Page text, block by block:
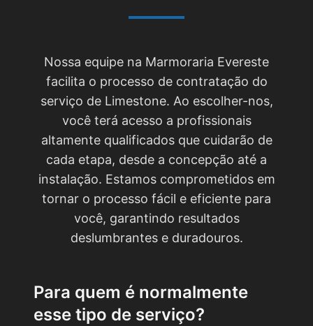
Nossa equipe na Marmoraria Evereste
facilita o processo de contratação do
serviço de Limestone. Ao escolher-nos,
você terá acesso a profissionais
altamente qualificados que cuidarão de
cada etapa, desde a concepção até a
instalação. Estamos comprometidos em
tornar o processo fácil e eficiente para
você, garantindo resultados
deslumbrantes e duradouros.
Para quem é normalmente
esse tipo de serviço?